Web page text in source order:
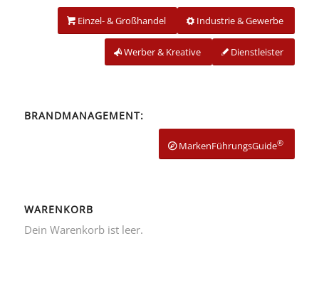
Industrie & Gewerbe
Einzel- & Großhandel
Dienstleister
Werber & Kreative
BRANDMANAGEMENT:
MarkenFührungsGuide®
WARENKORB
Dein Warenkorb ist leer.